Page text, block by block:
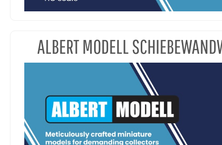
ALBERT MODELL